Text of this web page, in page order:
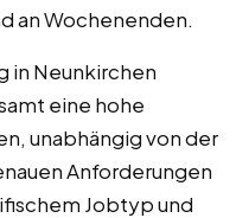
an Wochenenden.
in Neunkirchen
eine hohe
unabhängig von der
Anforderungen
Jobtyp und